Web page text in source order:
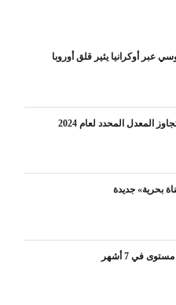
عبر أوكرانيا يثير قلق أوروبا
المعدل المحدد لعام 2024
بحرية» جديدة
في 7 أشهر